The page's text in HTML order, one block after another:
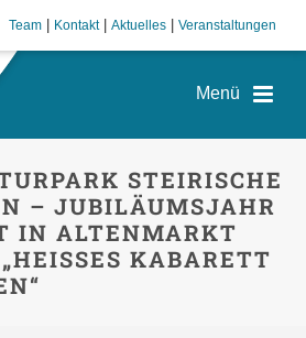
Team Kontakt| Aktuelles Veranstaltungen
STEIRISCHE
– JUBILÄUMSJAHR
IN ALTENMARKT
KABARETT I